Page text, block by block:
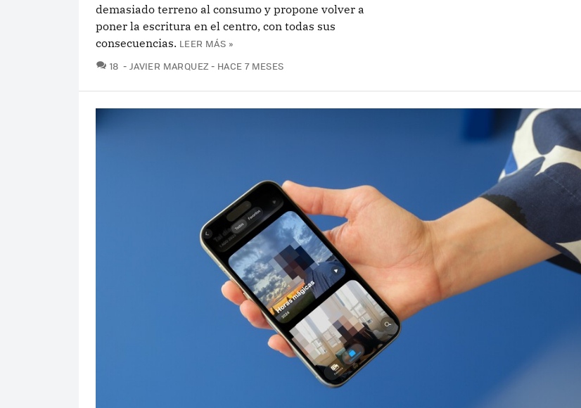
demasiado terreno al consumo y propone volver a
poner la escritura en el centro, con todas sus
consecuencias. LEER MÁS »
18 COMENTARIOS
JAVIER MARQUEZ HACE 7 MESES